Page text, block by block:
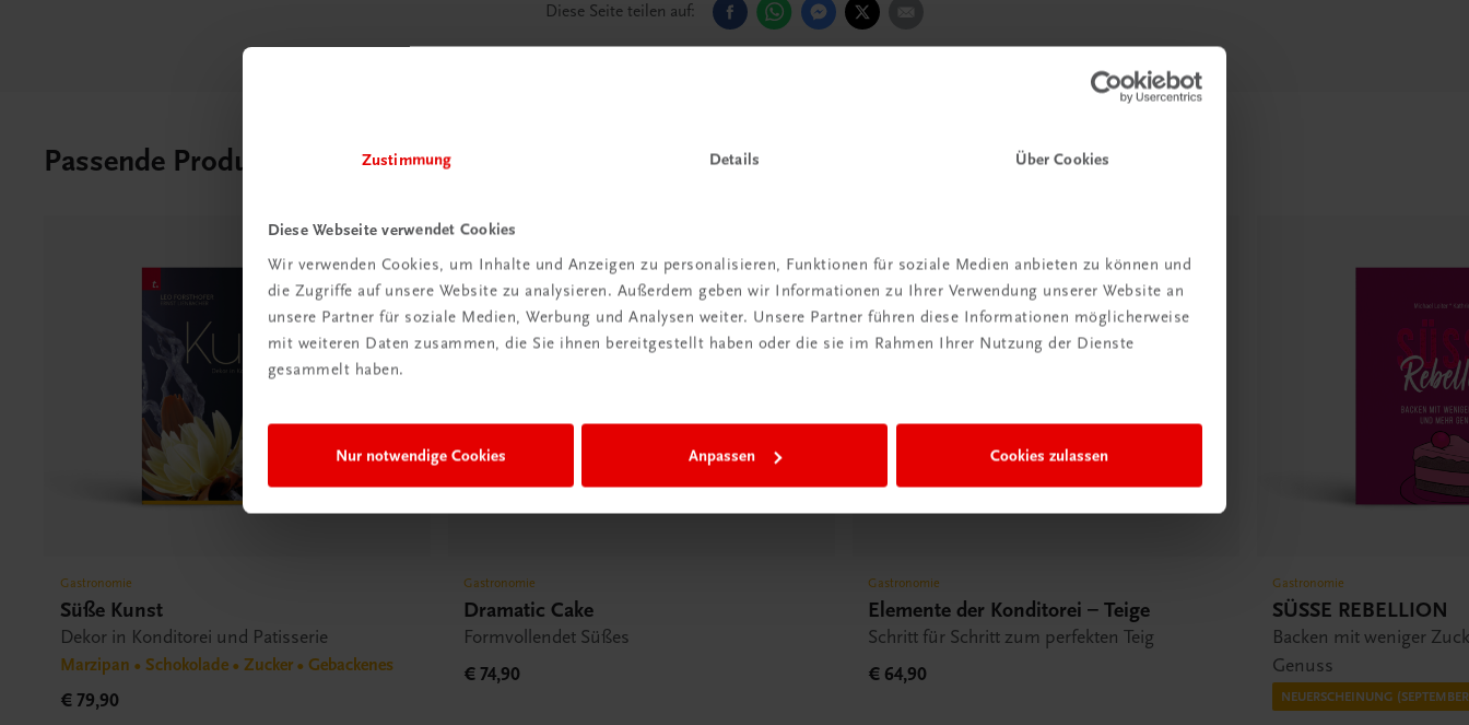
Zustimmung Details Über Cookies
Diese Webseite verwendet Cookies
Wir verwenden Cookies, um Inhalte und Anzeigen zu personalisieren, Funktionen für soziale Medien anbieten zu können und
die Zugriffe auf unsere Website zu analysieren. Außerdem geben wir Informationen zu Ihrer Verwendung unserer Website an
unsere Partner für soziale Medien, Werbung und Analysen weiter. Unsere Partner führen diese Informationen möglicherweise
mit weiteren Daten zusammen, die Sie ihnen bereitgestellt haben oder die sie im Rahmen Ihrer Nutzung der Dienste
gesammelt haben.
Nur notwendige Cookies Anpassen Cookies zulassen
Diese Seite teilen auf:
Passende Produkte
Gastronomie
Süße Kunst
Dekor in Konditorei und Patisserie
Marzipan • Schokolade • Zucker • Gebackenes
€ 79,90
Gastronomie
Dramatic Cake
Formvollendet Süßes
€ 74,90
Gastronomie
Elemente der Konditorei – Teige
Schritt für Schritt zum perfekten Teig
€ 64,90
Gastronomie
SÜSSE REBELLION
Backen mit weniger
Genuss
NEUERSCHEINUNG